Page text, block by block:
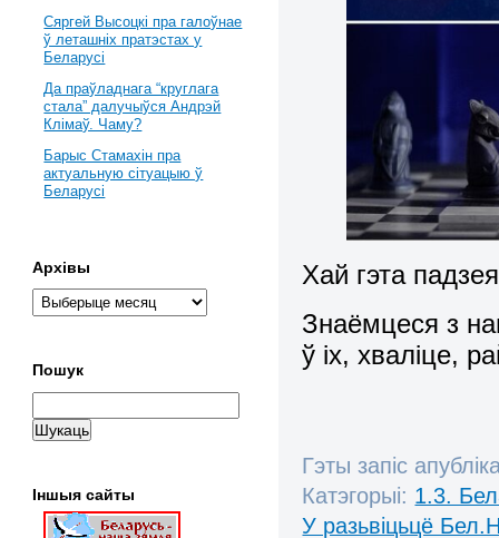
Хай гэта
Знаёмцеся з
ў іх, хваліце,
Гэты запіс
Катэгорыі: 1.3.
У разьвіцьцё
Сяргей Высоцкі пра галоўнае
ў леташніх пратэстах у
Беларусі
Да праўладнага “круглага
стала” далучыўся Андрэй
Клімаў. Чаму?
Барыс Стамахін пра
актуальную сітуацыю ў
Беларусі
Архівы
Пошук
Іншыя сайты